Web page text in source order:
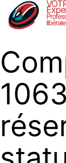
libérale